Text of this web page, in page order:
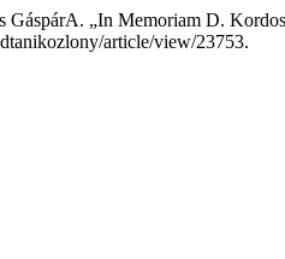
GáspárA. „In Memoriam D.
article/view/23753.